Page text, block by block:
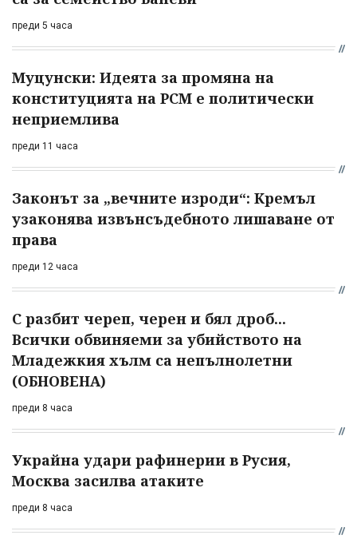
преди 5 часа
Муцунски: Идеята за промяна на
конституцията на РСМ е политически
неприемлива
преди 11 часа
Законът за „вечните изроди“: Кремъл
узаконява извънсъдебното лишаване от
права
преди 12 часа
С разбит череп, черен и бял дроб...
Всички обвиняеми за убийството на
Младежкия хълм са непълнолетни
(ОБНОВЕНА)
преди 8 часа
Украйна удари рафинерии в Русия,
Москва засилва атаките
преди 8 часа